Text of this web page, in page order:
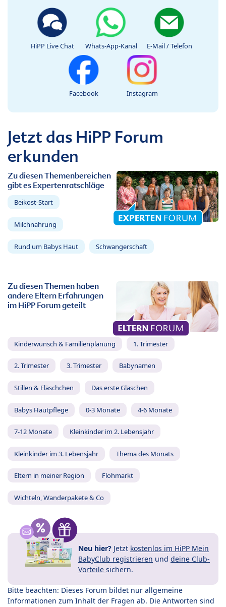
HiPP Live Chat Whats-App-Kanal E-Mail / Telefon
Facebook Instagram
Jetzt das HiPP Forum
erkunden
Zu diesen Themenbereichen
gibt es Expertenratschläge
Beikost-Start
Milchnahrung
Rund um Babys Haut Schwangerschaft
Zu diesen Themen haben
andere Eltern Erfahrungen
im HiPP Forum geteilt
Kinderwunsch & Familienplanung 1. Trimester
2. Trimester 3. Trimester Babynamen
Stillen & Fläschchen Das erste Gläschen
Babys Hautpflege 0-3 Monate 4-6 Monate
7-12 Monate Kleinkinder im 2. Lebensjahr
Kleinkinder im 3. Lebensjahr Thema des Monats
Eltern in meiner Region Flohmarkt
Wichteln, Wanderpakete & Co
Neu hier? Jetzt kostenlos im HiPP Mein
BabyClub registrieren und deine Club-
Vorteile sichern.
Bitte beachten: Dieses Forum bildet nur allgemeine
Informationen zum Inhalt der Fragen ab. Die Antworten sind